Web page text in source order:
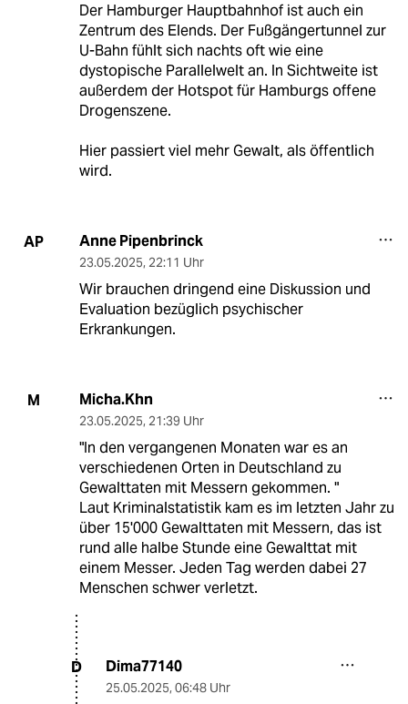
Der Hamburger Hauptbahnhof ist auch ein
Zentrum des Elends. Der Fußgängertunnel zur
U-Bahn fühlt sich nachts oft wie eine
dystopische Parallelwelt an. In Sichtweite ist
außerdem der Hotspot für Hamburgs offene
Drogenszene.
Hier passiert viel mehr Gewalt, als öffentlich
wird.
AP Anne Pipenbrinck
23.05.2025, 22:11 Uhr
Wir brauchen dringend eine Diskussion und
Evaluation bezüglich psychischer
Erkrankungen.
M Micha.Khn
23.05.2025, 21:39 Uhr
"In den vergangenen Monaten war es an
verschiedenen Orten in Deutschland zu
Gewalttaten mit Messern gekommen. "
Laut Kriminalstatistik kam es im letzten Jahr zu
über 15'000 Gewalttaten mit Messern, das ist
rund alle halbe Stunde eine Gewalttat mit
einem Messer. Jeden Tag werden dabei 27
Menschen schwer verletzt.
D Dima77140
25.05.2025, 06:48 Uhr